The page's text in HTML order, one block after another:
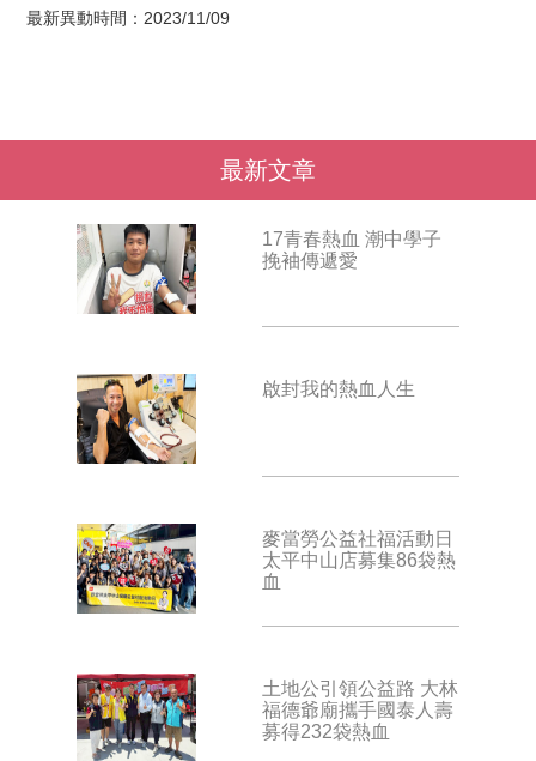
最新異動時間：2023/11/09
最新文章
17青春熱血 潮中學子
挽袖傳遞愛
啟封我的熱血人生
麥當勞公益社福活動日
太平中山店募集86袋熱
血
土地公引領公益路 大林
福德爺廟攜手國泰人壽
募得232袋熱血